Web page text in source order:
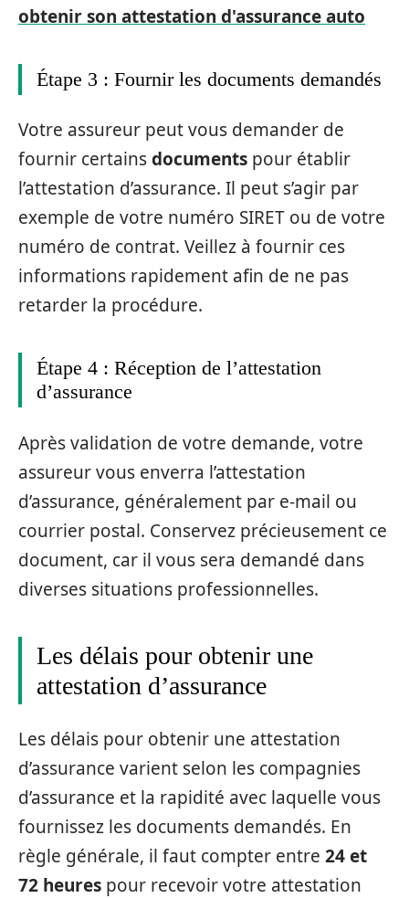
obtenir son attestation d'assurance auto
Étape 3 : Fournir les documents demandés
Votre assureur peut vous demander de
fournir certainsdocuments pour établir
l’attestation d’assurance. Il peut s’agir par
exemple de votre numéro SIRET ou de votre
numéro de contrat. Veillez à fournir ces
informations rapidement afin de ne pas
retarder la procédure.
Étape 4 : Réception de l’attestation
d’assurance
Après validation de votre demande, votre
assureur vous enverra l’attestation
d’assurance, généralement par e-mail ou
courrier postal. Conservez précieusement ce
document, car il vous sera demandé dans
diverses situations professionnelles.
Les délais pour obtenir une
attestation d’assurance
Les délais pour obtenir une attestation
d’assurance varient selon les compagnies
d’assurance et la rapidité avec laquelle vous
fournissez les documents demandés. En
règle générale, il faut compter entre 24 et
72 heures pour recevoir votre attestation